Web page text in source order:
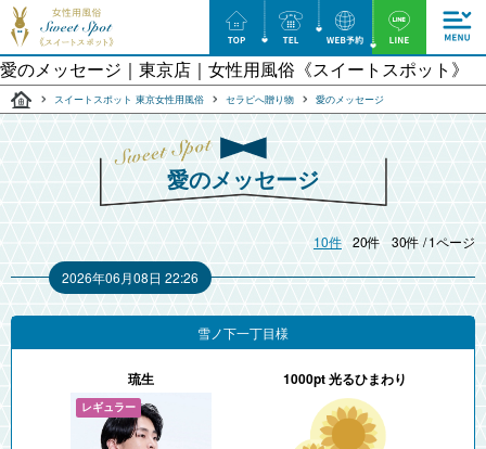
愛のメッセージ｜東京店｜⼥性⽤⾵俗《スイートスポット》
スイートスポット 東京女性用風俗 セラピへ贈り物 愛のメッセージ
愛のメッセージ
10件 20件 30件 1ページ
2026年06月08日 22:26
雪ノ下一丁目様
琉生 1000pt 光るひまわり